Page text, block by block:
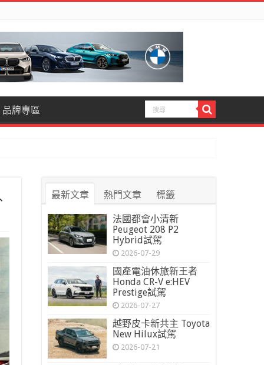
品牌專區
最新文章 熱門文章 標籤
法國都會小清新
Peugeot 208 P2
Hybrid試駕
2026-07-29
國產電油休旅新王者
Honda CR-V e:HEV
Prestige試駕
2026-07-27
越野皮卡新共主 Toyota
New Hilux試駕
2026-07-21